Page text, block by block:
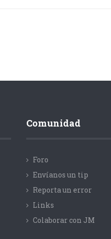
Comunidad
Foro
Envíanos un tip
Reporta un error
Links
Colaborar con JM